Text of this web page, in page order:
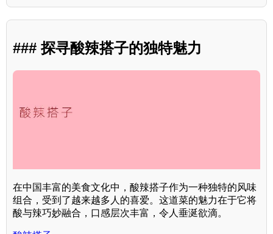
### 探寻酸辣搭子的独特魅力
在中国丰富的美食文化中，酸辣搭子作为一种独特的风味
组合，受到了越来越多人的喜爱。这道菜的魅力在于它将
酸与辣巧妙融合，口感层次丰富，令人垂涎欲滴。